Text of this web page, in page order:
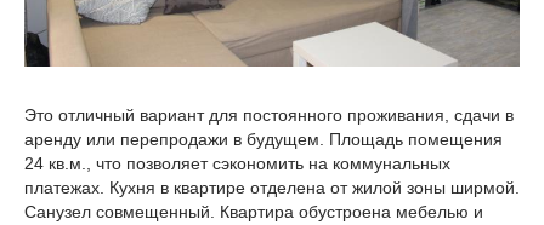
Это отличный вариант для постоянного проживания, сдачи в
аренду или перепродажи в будущем. Площадь помещения
24 кв.м., что позволяет сэкономить на коммунальных
платежах. Кухня в квартире отделена от жилой зоны ширмой.
Санузел совмещенный. Квартира обустроена мебелью и